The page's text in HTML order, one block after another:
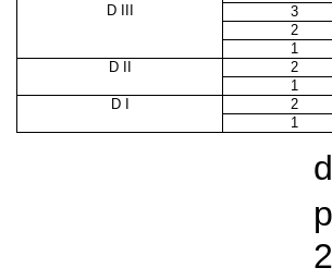
D III
3
2
1
D II
2
1
D I
2
1